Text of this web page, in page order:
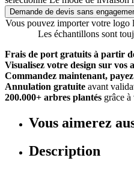
Demande de devis sans
Vous pouvez importer votre logo
Les échantillons sont
Frais de port gratuits à partir
Visualisez votre design sur vos
Commandez maintenant,
Annulation gratuite avant
200.000+ arbres plantés grâce à
Vous aimerez
Description